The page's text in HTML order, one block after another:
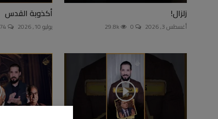
زلزال!
أغسطس 3, 2026
أكذوبة القدس
يوليو 10, 2026 174